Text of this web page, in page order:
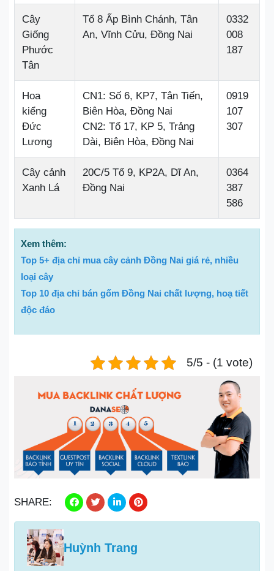
Cây
Giống
Phước
Tân
Tổ 8 Ấp Bình Chánh, Tân
An, Vĩnh Cửu, Đồng Nai
0332
008
187
Hoa
kiểng
Đức
Lương
CN1: Số 6, KP7, Tân Tiến,
Biên Hòa, Đồng Nai
CN2: Tổ 17, KP 5, Trảng
Dài, Biên Hòa, Đồng Nai
0919
107
307
Cây cảnh
Xanh Lá
20C/5 Tổ 9, KP2A, Dĩ An,
Đồng Nai
0364
387
586
Xem thêm:
Top 5+ địa chỉ mua cây cảnh Đồng Nai giá rẻ, nhiều
loại cây
Top 10 địa chỉ bán gốm Đồng Nai chất lượng, hoạ tiết
độc đáo
5/5 - (1 vote)
SHARE:
Huỳnh Trang